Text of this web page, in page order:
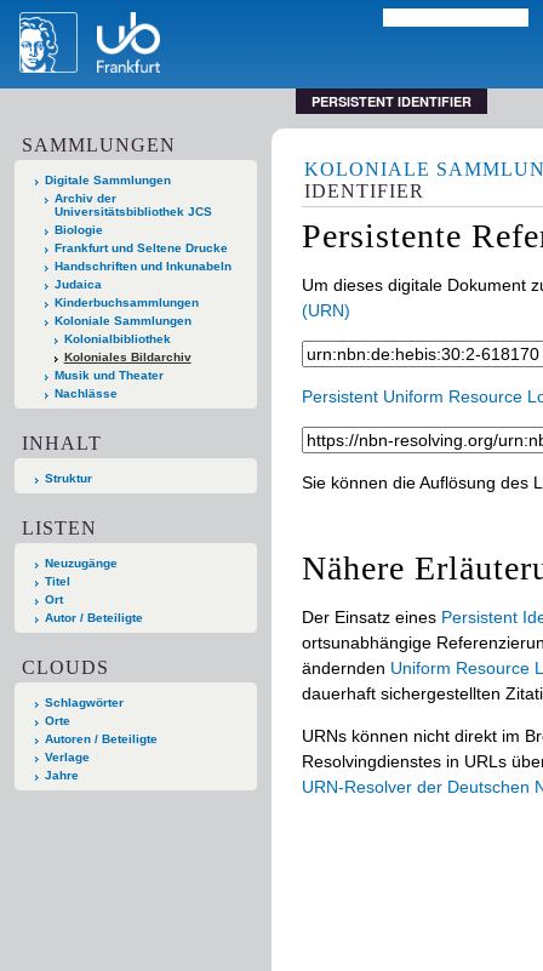
PERSISTENT IDENTIFIER
SAMMLUNGEN
Digitale Sammlungen
Archiv der
Universitätsbibliothek JCS
Biologie
Frankfurt und Seltene Drucke
Handschriften und Inkunabeln
Judaica
Kinderbuchsammlungen
Koloniale Sammlungen
Kolonialbibliothek
Koloniales Bildarchiv
Musik und Theater
Nachlässe
INHALT
Struktur
LISTEN
Neuzugänge
Titel
Ort
Autor / Beteiligte
CLOUDS
Schlagwörter
Orte
Autoren / Beteiligte
Verlage
Jahre
KOLONIALE
IDENTIFIER
Persistente
Um dieses digitale Dokument
(URN)
Persistent Uniform Resource
Sie können die Auflösung des
Nähere
Der Einsatz eines Persistent
ortsunabhängige
ändernden Uniform Resource
dauerhaft sichergestellten
URNs können nicht direkt im
Resolvingdienstes in URLs
URN-Resolver der Deutschen